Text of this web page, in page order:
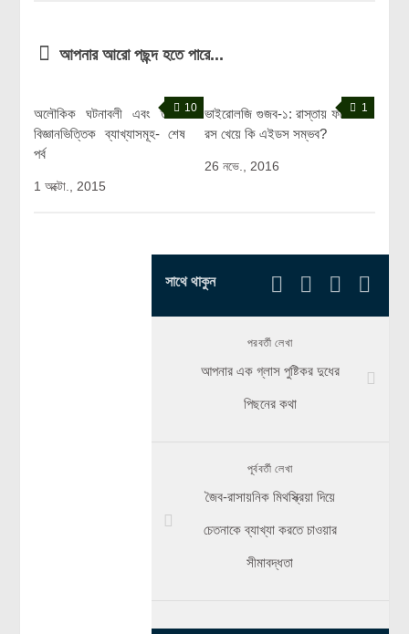
আপনার আরো পছন্দ হতে পারে...
10
অলৌকিক ঘটনাবলী এবং তাদের
বিজ্ঞানভিত্তিক ব্যাখ্যাসমূহ- শেষ
পর্ব
1 অক্টো., 2015
1
ভাইরোলজি গুজব-১: রাস্তায় ফলের
রস খেয়ে কি এইডস সম্ভব?
26 নভে., 2016
সাথে থাকুন
পরবর্তী লেখা
আপনার এক গ্লাস পুষ্টিকর দুধের
পিছনের কথা
পূর্ববর্তী লেখা
জৈব-রাসায়নিক মিথস্ক্রিয়া দিয়ে
চেতনাকে ব্যাখ্যা করতে চাওয়ার
সীমাবদ্ধতা